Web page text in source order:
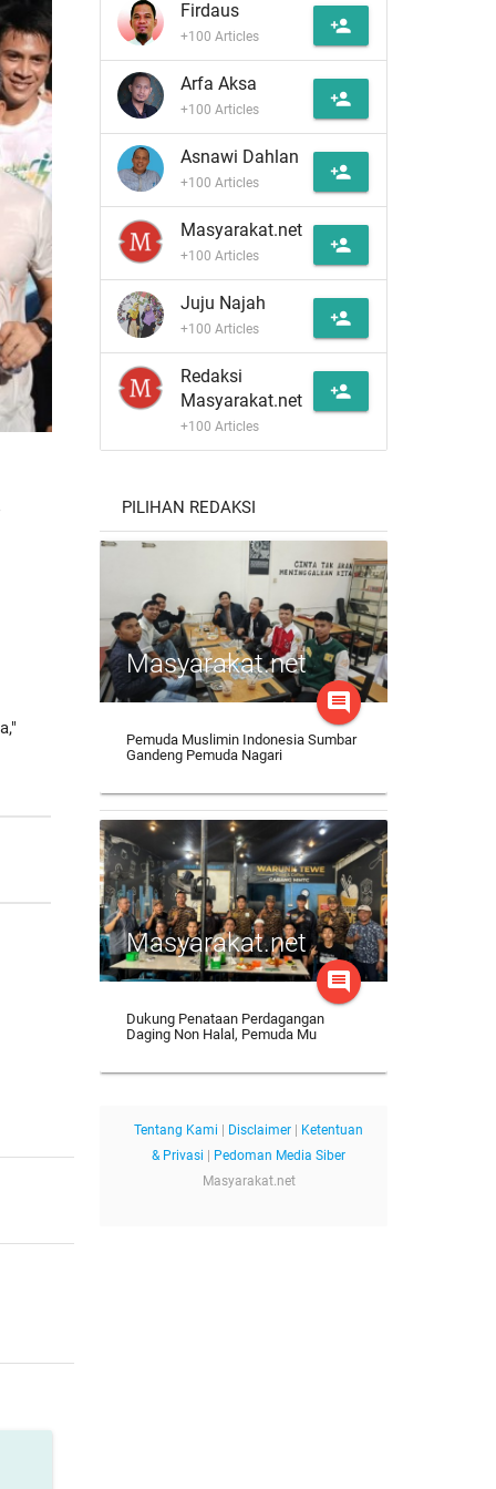
Firdaus
+100 Articles person_add
Arfa Aksa
+100 Articles person_add
Asnawi Dahlan
+100 Articles person_add
Masyarakat.net
+100 Articles person_add
Juju Najah
+100 Articles person_add
Redaksi
Masyarakat.net
+100 Articles
person_add
PILIHAN REDAKSI
Masyarakat.net
comment
Pemuda Muslimin Indonesia Sumbar
Gandeng Pemuda Nagari
Masyarakat.net
comment
Dukung Penataan Perdagangan
Daging Non Halal, Pemuda Mu
Tentang Kami Disclaimer
Ketentuan
& Privasi
Pedoman Media Siber
Masyarakat.net